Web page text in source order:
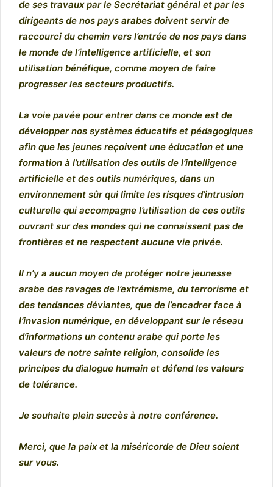
de ses travaux par le Secrétariat général et par les
dirigeants de nos pays arabes doivent servir de
raccourci du chemin vers l’entrée de nos pays dans
le monde de l’intelligence artificielle, et son
utilisation bénéfique, comme moyen de faire
progresser les secteurs productifs.
La voie pavée pour entrer dans ce monde est de
développer nos systèmes éducatifs et pédagogiques
afin que les jeunes reçoivent une éducation et une
formation à l’utilisation des outils de l’intelligence
artificielle et des outils numériques, dans un
environnement sûr qui limite les risques d’intrusion
culturelle qui accompagne l’utilisation de ces outils
ouvrant sur des mondes qui ne connaissent pas de
frontières et ne respectent aucune vie privée.
Il n’y a aucun moyen de protéger notre jeunesse
arabe des ravages de l’extrémisme, du terrorisme et
des tendances déviantes, que de l’encadrer face à
l’invasion numérique, en développant sur le réseau
d’informations un contenu arabe qui porte les
valeurs de notre sainte religion, consolide les
principes du dialogue humain et défend les valeurs
de tolérance.
Je souhaite plein succès à notre conférence.
Merci, que la paix et la miséricorde de Dieu soient
sur vous.